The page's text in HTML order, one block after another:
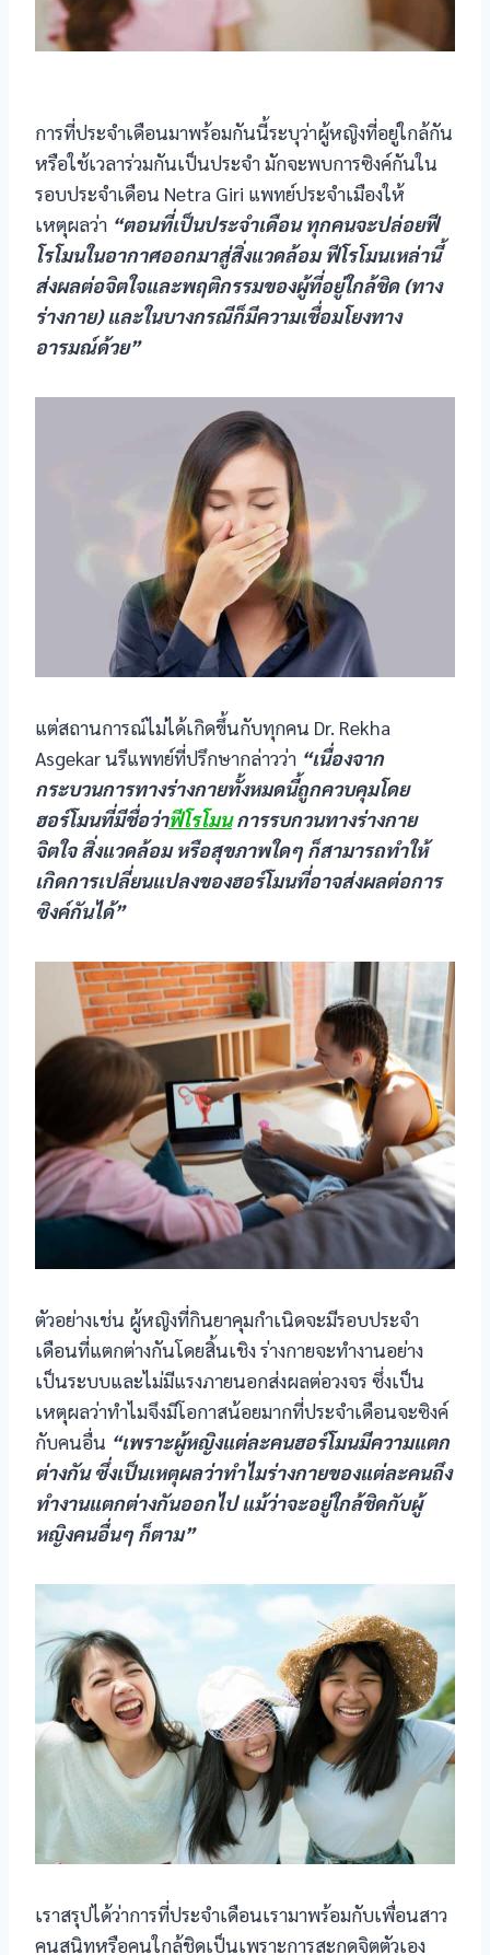
panel
satın al
Panel
panel
panel
Panel
panel
panel
panel
panel
panel
panel
panel
panel
panel
panel
panel
panel
Panel
Panel
panel
Panel
Panel
Panel
Oku
panel
panel
การที่ประจำเดือนมาพร้อมกันนี้ระบุว่าผู้หญิงที่อยู่ใกล้กัน
หรือใช้เวลาร่วมกันเป็นประจำ มักจะพบการซิงค์กันใน
รอบประจำเดือน Netra Giri แพทย์ประจำเมืองให้
เหตุผลว่า “ตอนที่เป็นประจำเดือน ทุกคนจะปล่อยฟี
โรโมนในอากาศออกมาสู่สิ่งแวดล้อม ฟีโรโมนเหล่านี้
ส่งผลต่อจิตใจและพฤติกรรมของผู้ที่อยู่ใกล้ชิด (ทาง
ร่างกาย) และในบางกรณีก็มีความเชื่อมโยงทาง
อารมณ์ด้วย”
แต่สถานการณ์ไม่ได้เกิดขึ้นกับทุกคน Dr. Rekha
Asgekar นรีแพทย์ที่ปรึกษากล่าวว่า “เนื่องจาก
กระบวนการทางร่างกายทั้งหมดนี้ถูกควบคุมโดย
ฮอร์โมนที่มีชื่อว่าฟีโรโมนการรบกวนทางร่างกาย
จิตใจ สิ่งแวดล้อม หรือสุขภาพใดๆ ก็สามารถทำให้
เกิดการเปลี่ยนแปลงของฮอร์โมนที่อาจส่งผลต่อการ
ซิงค์กันได้”
ตัวอย่างเช่น ผู้หญิงที่กินยาคุมกำเนิดจะมีรอบประจำ
เดือนที่แตกต่างกันโดยสิ้นเชิง ร่างกายจะทำงานอย่าง
เป็นระบบและไม่มีแรงภายนอกส่งผลต่อวงจร ซึ่งเป็น
เหตุผลว่าทำไมจึงมีโอกาสน้อยมากที่ประจำเดือนจะซิงค์
กับคนอื่น “เพราะผู้หญิงแต่ละคนฮอร์โมนมีความแตก
ต่างกัน ซึ่งเป็นเหตุผลว่าทำไมร่างกายของแต่ละคนถึง
ทำงานแตกต่างกันออกไป แม้ว่าจะอยู่ใกล้ชิดกับผู้
หญิงคนอื่นๆ ก็ตาม”
เราสรุปได้ว่าการที่ประจำเดือนเรามาพร้อมกับเพื่อนสาว
คนสนิทหรือคนใกล้ชิดเป็นเพราะการสะกดจิตตัวเอง